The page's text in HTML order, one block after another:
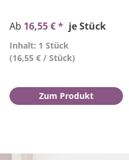
Ab 16,55 € * je Stück
Inhalt: 1 Stück
(16,55 € / Stück)
Zum Produkt